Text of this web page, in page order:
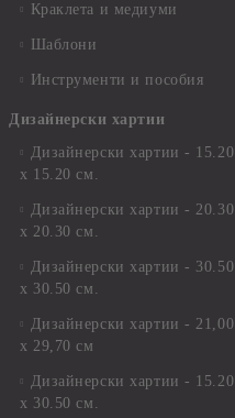
Краклета и медиуми
Шаблони
Инструменти и пособия
Дизайнерски хартии
Дизайнерски хартии - 15.20
х 15.20 см.
Дизайнерски хартии - 20.30
х 20.30 см.
Дизайнерски хартии - 30.50
х 30.50 см.
Дизайнерски хартии - 21,00
х 29,70 см
Дизайнерски хартии - 15.20
x 30.50 см.